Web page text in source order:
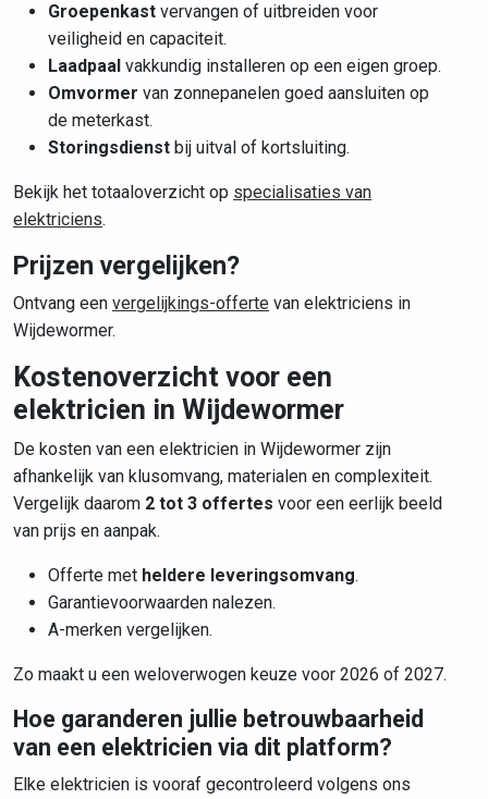
Groepenkast vervangen of uitbreiden voor
veiligheid en capaciteit.
Laadpaal vakkundig installeren op een eigen groep.
Omvormer van zonnepanelen goed aansluiten op
de meterkast.
Storingsdienst bij uitval of kortsluiting.
Bekijk het totaaloverzicht op specialisaties van
elektriciens.
Prijzen vergelijken?
Ontvang een vergelijkings-offerte van elektriciens in
Wijdewormer.
Kostenoverzicht voor een
elektricien in Wijdewormer
De kosten van een elektricien in Wijdewormer zijn
afhankelijk van klusomvang, materialen en complexiteit.
Vergelijk daarom 2 tot 3 offertes voor een eerlijk beeld
van prijs en aanpak.
Offerte met heldere leveringsomvang.
Garantievoorwaarden nalezen.
A-merken vergelijken.
Zo maakt u een weloverwogen keuze voor 2026 of 2027.
Hoe garanderen jullie betrouwbaarheid
van een elektricien via dit platform?
Elke elektricien is vooraf gecontroleerd volgens ons